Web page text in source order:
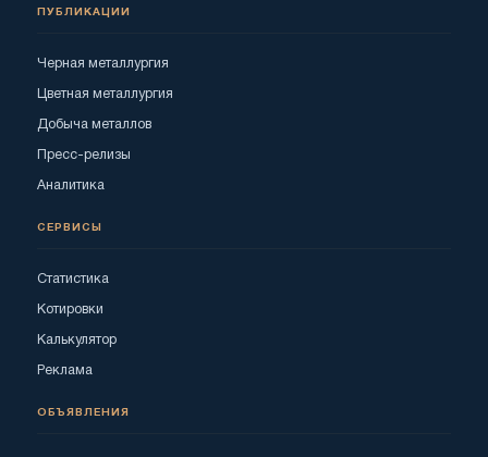
ПУБЛИКАЦИИ
Черная металлургия
Цветная металлургия
Добыча металлов
Пресс-релизы
Аналитика
СЕРВИСЫ
Статистика
Котировки
Калькулятор
Реклама
ОБЪЯВЛЕНИЯ